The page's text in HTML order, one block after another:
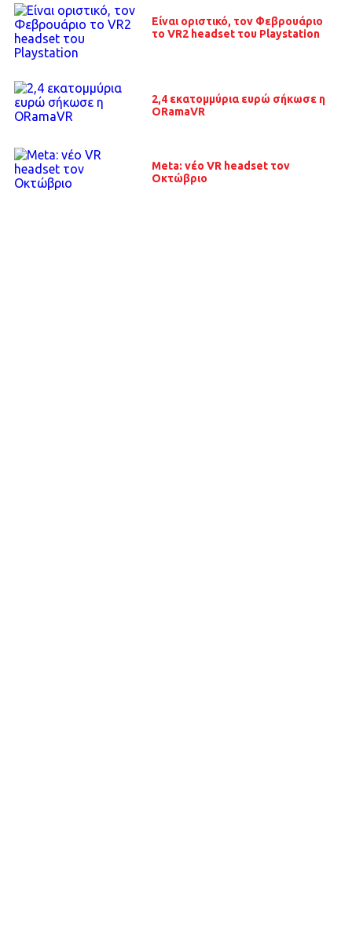
Είναι οριστικό, τον Φεβρουάριο
το VR2 headset του Playstation
2,4 εκατομμύρια ευρώ σήκωσε η
ORamaVR
Meta: νέο VR headset τον
Οκτώβριο